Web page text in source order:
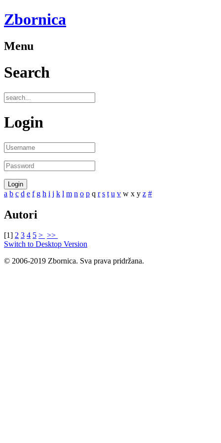
Zbornica
Menu
Search
Login
a b c d e f g h i j k l m n o p q r s t u v w x y z #
Autori
[1] 2 3 4 5 > >>
Switch to Desktop Version
© 2006-2019 Zbornica. Sva prava pridržana.